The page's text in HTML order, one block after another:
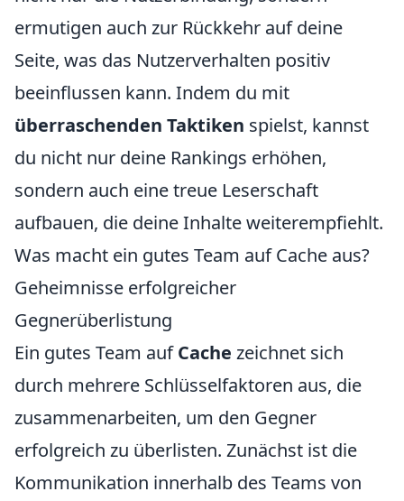
ermutigen auch zur Rückkehr auf deine
Seite, was das Nutzerverhalten positiv
beeinflussen kann. Indem du mit
überraschenden Taktiken spielst, kannst
du nicht nur deine Rankings erhöhen,
sondern auch eine treue Leserschaft
aufbauen, die deine Inhalte weiterempfiehlt.
Was macht ein gutes Team auf Cache aus?
Geheimnisse erfolgreicher
Gegnerüberlistung
Ein gutes Team aufCache zeichnet sich
durch mehrere Schlüsselfaktoren aus, die
zusammenarbeiten, um den Gegner
erfolgreich zu überlisten. Zunächst ist die
Kommunikation innerhalb des Teams von